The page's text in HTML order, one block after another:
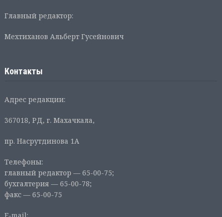
Главный редактор:
Мехтиханов Альберт Гусейнович
Контакты
Адрес редакции:
367018, РД, г. Махачкала,
пр. Насрутдинова 1А
Телефоны:
главный редактор — 65-00-75;
бухгалтерия — 65-00-78;
факс — 65-00-75